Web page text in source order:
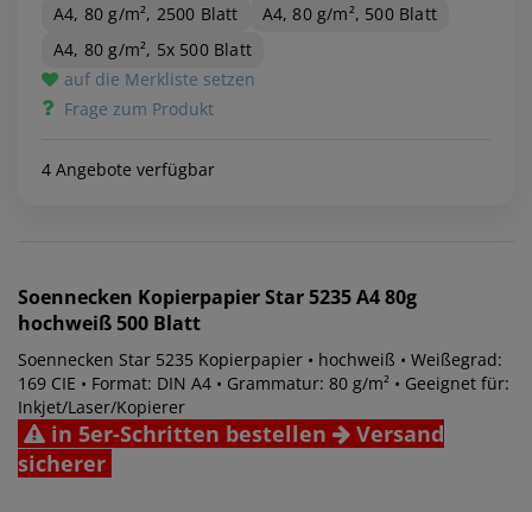
A4, 80 g/m², 2500 Blatt
A4, 80 g/m², 500 Blatt
A4, 80 g/m², 5x 500 Blatt
auf die Merkliste setzen
Frage zum Produkt
4 Angebote verfügbar
Soennecken Kopierpapier Star 5235 A4 80g
hochweiß 500 Blatt
Soennecken Star 5235 Kopierpapier • hochweiß • Weißegrad:
169 CIE • Format: DIN A4 • Grammatur: 80 g/m² • Geeignet für:
Inkjet/Laser/Kopierer
in 5er-Schritten bestellen
Versand
sicherer